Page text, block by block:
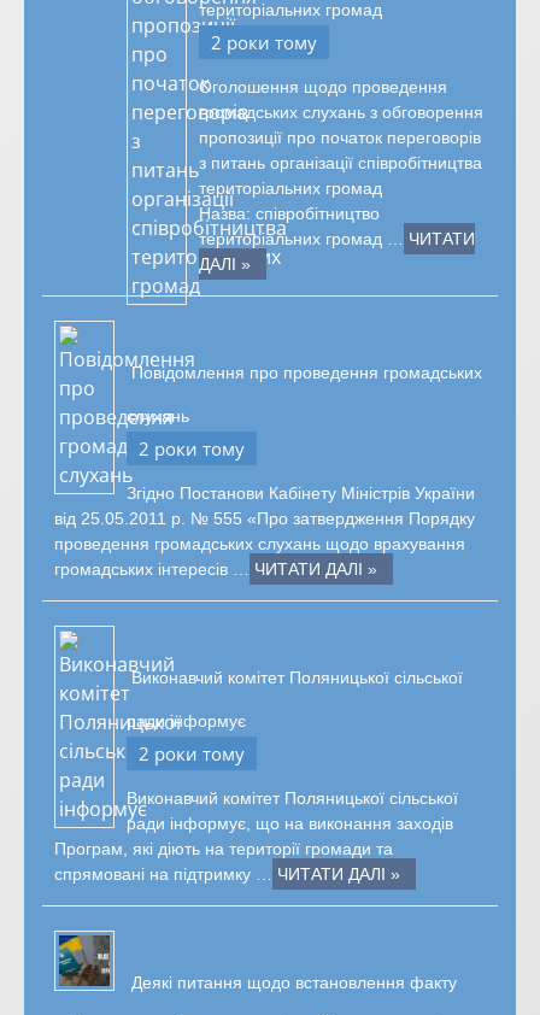
територіальних громад
2 роки тому
Оголошення щодо проведення
громадських слухань з обговорення
пропозиції про початок переговорів
з питань організації співробітництва
територіальних громад
Назва: співробітництво
територіальних громад … ЧИТАТИ
ДАЛІ »
Повідомлення про проведення громадських
слухань
2 роки тому
Згідно Постанови Кабінету Міністрів України
від 25.05.2011 р. № 555 «Про затвердження Порядку
проведення громадських слухань щодо врахування
громадських інтересів … ЧИТАТИ ДАЛІ »
Виконавчий комітет Поляницької сільської
ради інформує
2 роки тому
Виконавчий комітет Поляницької сільської
ради інформує, що на виконання заходів
Програм, які діють на території громади та
спрямовані на підтримку … ЧИТАТИ ДАЛІ »
Деякі питання щодо встановлення факту